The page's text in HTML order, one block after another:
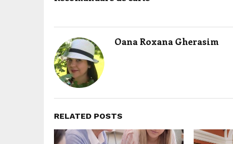
Oana Roxana Gherasim
RELATED POSTS